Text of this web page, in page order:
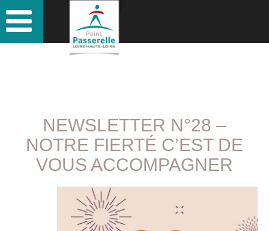
NEWSLETTER N°28 –
NOTRE FIERTÉ C’EST DE
VOUS ACCOMPAGNER